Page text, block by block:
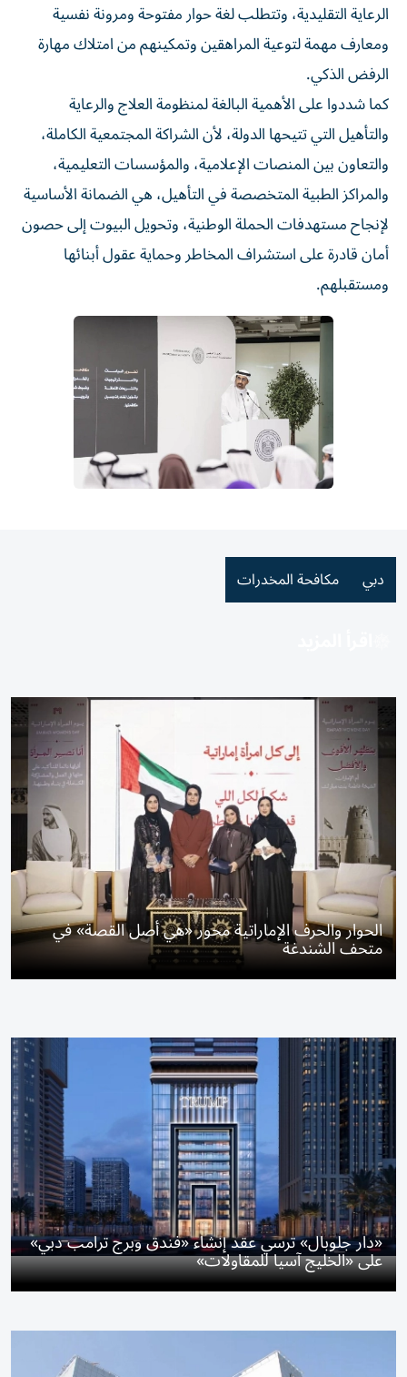
الرعاية التقليدية، وتتطلب لغة حوار مفتوحة ومرونة نفسية
ومعارف مهمة لتوعية المراهقين وتمكينهم من امتلاك مهارة
الرفض الذكي.
كما شددوا على الأهمية البالغة لمنظومة العلاج والرعاية
والتأهيل التي تتيحها الدولة، لأن الشراكة المجتمعية الكاملة،
والتعاون بين المنصات الإعلامية، والمؤسسات التعليمية،
والمراكز الطبية المتخصصة في التأهيل، هي الضمانة الأساسية
لإنجاح مستهدفات الحملة الوطنية، وتحويل البيوت إلى حصون
أمان قادرة على استشراف المخاطر وحماية عقول أبنائها
ومستقبلهم.
دبي مكافحة المخدرات
الحوار والحرف الإماراتية محور «هي أصل القصة» في
متحف الشندغة
«دار جلوبال» ترسي عقد إنشاء «فندق وبرج ترامب دبي»
على «الخليج آسيا للمقاولات»